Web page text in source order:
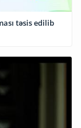
təsis edilib